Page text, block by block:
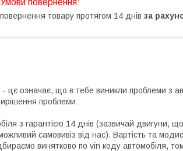
повернення товару протягом 14 днів за
цє означає, що в тебе виникли проблеми з
проблеми:
з гарантією 14 днів (зазвичай двигуни,
самовивіз від нас). Вартість та
винятково по vin коду автомобіля,